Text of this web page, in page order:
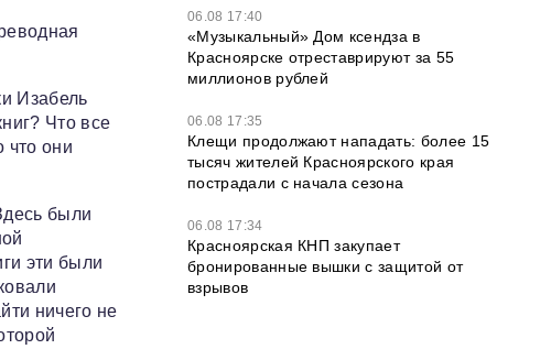
Изабель
Что все
что они
были
эти были
ничего не
06.08 17:40
«Музыкальный» Дом ксендза в
Красноярске отреставрируют за 55
миллионов рублей
06.08 17:35
Клещи продолжают нападать: более 15
тысяч жителей Красноярского края
пострадали с начала сезона
06.08 17:34
Красноярская КНП закупает
бронированные вышки с защитой от
взрывов